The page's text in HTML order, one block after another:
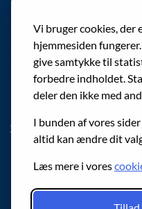
Vi bruger cookies, der
hjemmesiden
give samtykke til
forbedre indholdet.
deler den ikke med
I bunden af vores
altid kan ændre dit
Læs mere i vores
EAN-numre
Cookies
Privatlivspolitik
Sociale medier
Følg os på Instagram